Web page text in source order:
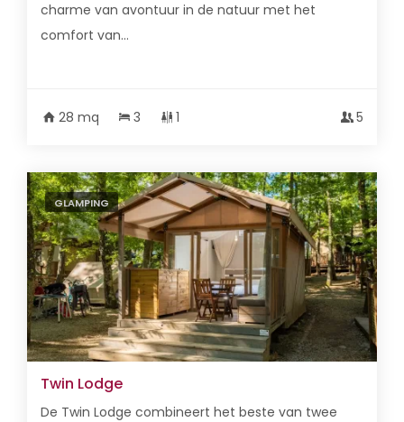
charme van avontuur in de natuur met het
comfort van...
28 mq 3 1 5
GLAMPING
Twin Lodge
De Twin Lodge combineert het beste van twee